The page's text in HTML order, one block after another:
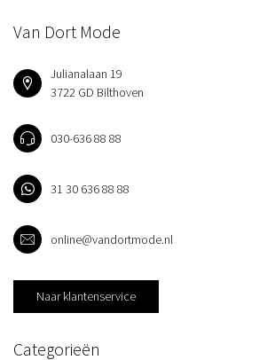
Van Dort Mode
Julianalaan 19
3722 GD Bilthoven
030-636 88 88
31 30 636 88 88
online@vandortmode.nl
Naar klantenservice
Categorieën